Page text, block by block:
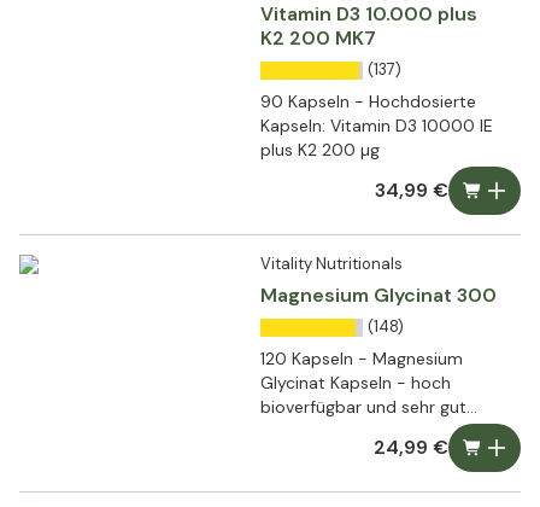
Vitamin D3 10.000 plus
K2 200 MK7
(137)
90 Kapseln - Hochdosierte
Kapseln: Vitamin D3 10000 IE
plus K2 200 µg
34,99 €
Vitality Nutritionals
Magnesium Glycinat 300
(148)
120 Kapseln - Magnesium
Glycinat Kapseln - hoch
bioverfügbar und sehr gut
24,99 €